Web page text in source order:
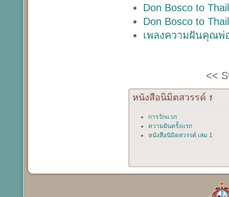
Don Bosco to
Don Bosco to
เพลงความฝันคุณพ่
<<
หนังสือนิมิตสวรรค์ 1
การวักแวก
ความฝันครั้งแรก
หนังสือนิมิตสวรรค์ เล่ม 1